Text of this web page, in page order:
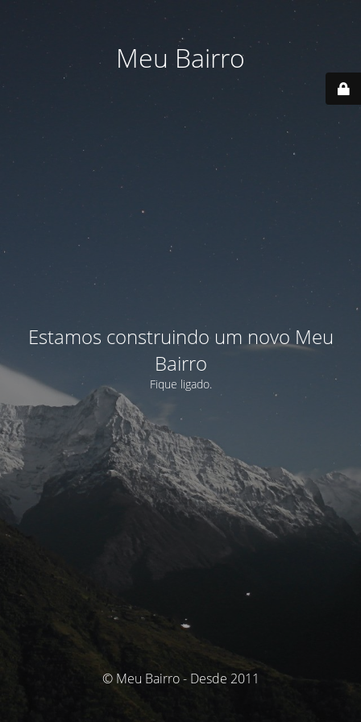
Meu Bairro
Estamos construindo um novo Meu
Bairro
Fique ligado.
© Meu Bairro - Desde 2011